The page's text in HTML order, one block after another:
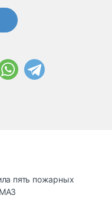
пять пожарных